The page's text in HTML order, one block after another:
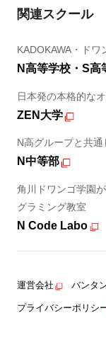
関連スクール
KADOKAWA・ド
N高等学校・S高
日本発の本格的な
ZEN大学
N高グループと共
N中等部
角川ドワンゴ学園
グラミング教室
N Code Labo
運営会社 バンタ
プライバシーポリシ